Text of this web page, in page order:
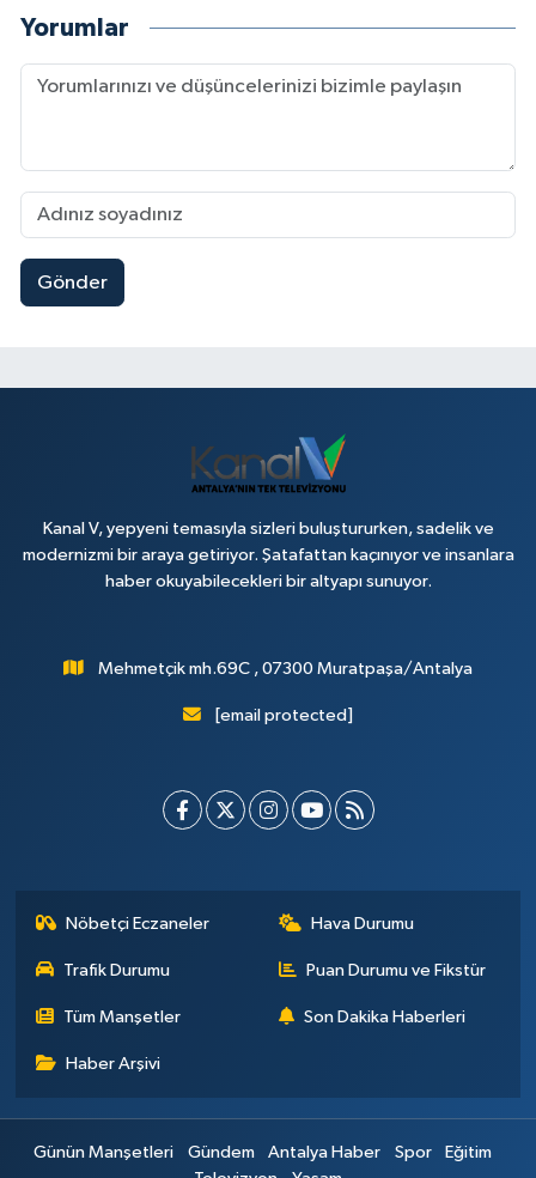
Yorumlar
Gönder
Kanal V, yepyeni temasıyla sizleri buluştururken, sadelik ve
modernizmi bir araya getiriyor. Şatafattan kaçınıyor ve insanlara
haber okuyabilecekleri bir altyapı sunuyor.
Mehmetçik mh.69C , 07300 Muratpaşa/Antalya
[email protected]
Nöbetçi Eczaneler Hava Durumu
Trafik Durumu Puan Durumu ve Fikstür
Tüm Manşetler Son Dakika Haberleri
Haber Arşivi
Günün Manşetleri Gündem Antalya Haber Spor
Eğitim